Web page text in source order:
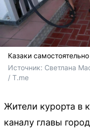
Казаки
Источник: Светлана
/ T.me
Жители курорта в
каналу главы